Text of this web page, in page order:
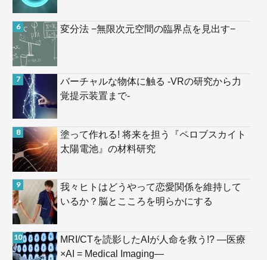
変分法 −無限次元空間の臨界点を見出す−
バーチャルな物体に触る -VRの研究から力
覚提示装置まで-
塗って作れる! 将来を担う『ペロブスカイト
太陽電池』の材料研究
我々ヒトはどうやって恋愛関係を維持して
いるか？脳とこころを明らかにする
MRI/CTを読影したAIが人命を救う!? —医療
×AI = Medical Imaging—